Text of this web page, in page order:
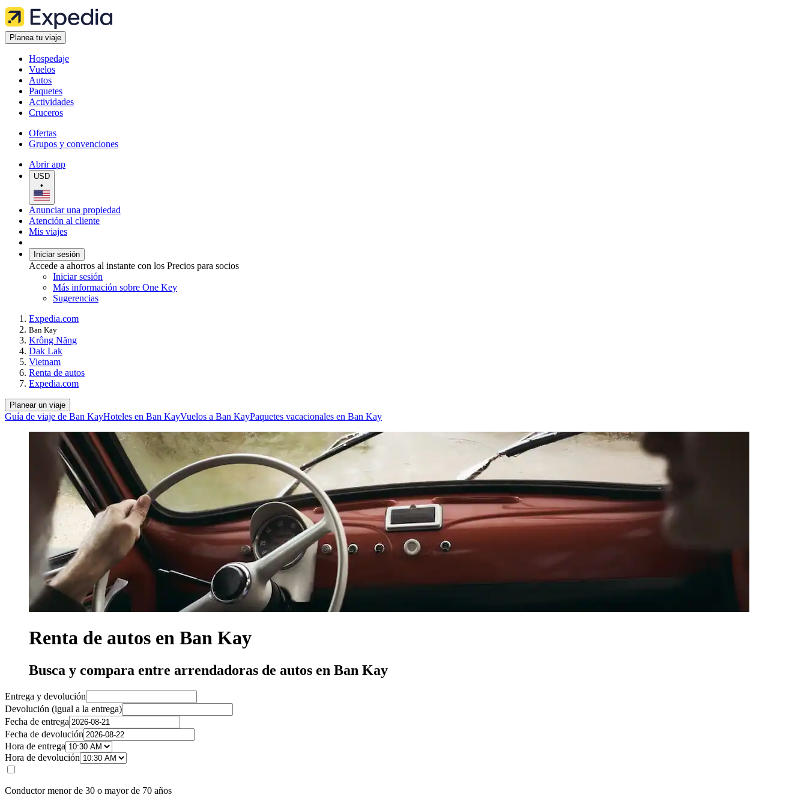
Planea tu viaje
Hospedaje
Vuelos
Autos
Paquetes
Actividades
Cruceros
Ofertas
Grupos y convenciones
Abrir app
USD
•
Anunciar una propiedad
Atención al cliente
Mis viajes
Iniciar sesión
Accede a ahorros al instante con los Precios para socios
Iniciar sesión
Más información sobre One Key
Sugerencias
Expedia.com
Ban Kay
Krông Năng
Dak Lak
Vietnam
Renta de autos
Expedia.com
Planear un viaje
Guía de viaje de Ban KayHoteles en Ban KayVuelos a Ban KayPaquetes vacacionales en Ban Kay
Renta de autos en Ban Kay
Busca y compara entre arrendadoras de autos en Ban Kay
Entrega y devolución
Devolución (igual a la entrega)
Fecha de entrega
Fecha de devolución
Hora de entrega
Hora de devolución
Conductor menor de 30 o mayor de 70 años